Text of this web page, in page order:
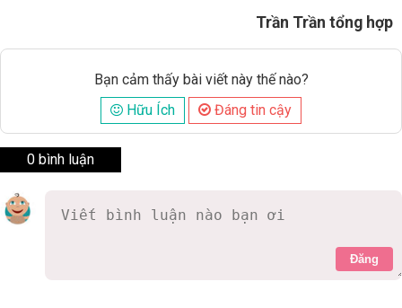
Trần Trần tổng hợp
Bạn cảm thấy bài viết này thế nào?
Hữu Ích
Đáng tin cậy
0 bình luận
Đăng